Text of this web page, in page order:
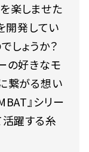
楽しませた
開発してい
しょうか？
の好きなモ
繋がる想い
』シリー
活躍する糸